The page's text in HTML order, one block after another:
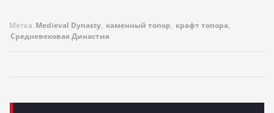
Метка Medieval Dynasty, каменный топор, крафт топора,
Средневековая Династия